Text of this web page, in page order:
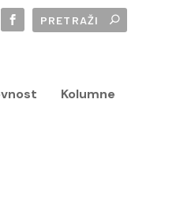
Kolumne